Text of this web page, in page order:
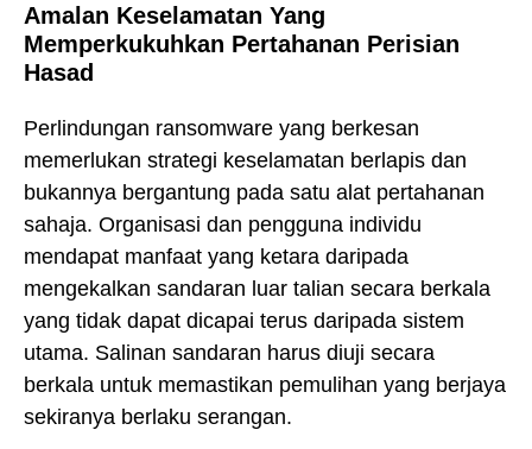
Amalan Keselamatan Yang
Memperkukuhkan Pertahanan Perisian
Hasad
Perlindungan ransomware yang berkesan
memerlukan strategi keselamatan berlapis dan
bukannya bergantung pada satu alat pertahanan
sahaja. Organisasi dan pengguna individu
mendapat manfaat yang ketara daripada
mengekalkan sandaran luar talian secara berkala
yang tidak dapat dicapai terus daripada sistem
utama. Salinan sandaran harus diuji secara
berkala untuk memastikan pemulihan yang berjaya
sekiranya berlaku serangan.